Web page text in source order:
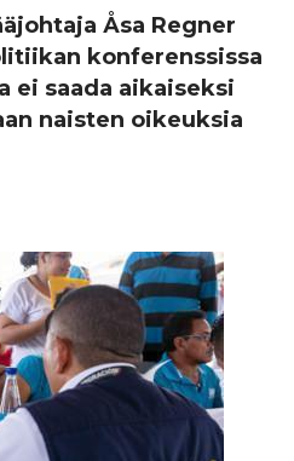
Åsa Regner
konferenssissa
ei saada aikaiseksi
naisten oikeuksia